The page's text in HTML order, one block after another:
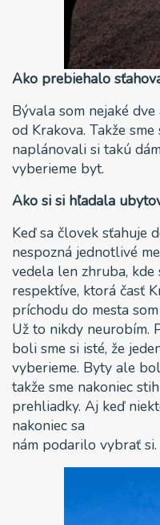
Ako prebiehalo
Bývala som nejaké
od Krakova. Takže
naplánovali si takú
vyberieme byt.
Ako si si hľadala
Keď sa človek sťahuje
nespozná jednotlivé
vedela len zhruba,
respektíve, ktorá časť
príchodu do mesta
Už to nikdy neurobím.
boli sme si isté, že
vyberieme. Byty ale
takže sme nakoniec
prehliadky. Aj keď
nakoniec sa
nám podarilo vybrať si.